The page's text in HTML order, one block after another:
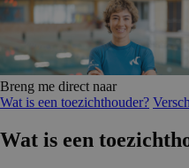
Breng me direct naar
Wat is een toezichthouder?
Wat is een